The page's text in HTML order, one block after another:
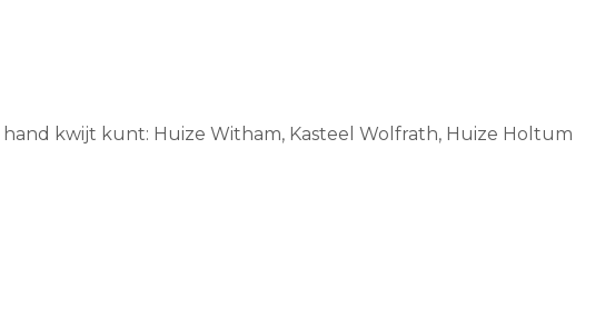
kwijt kunt: Huize Witham, Kasteel Wolfrath, Huize Holtum